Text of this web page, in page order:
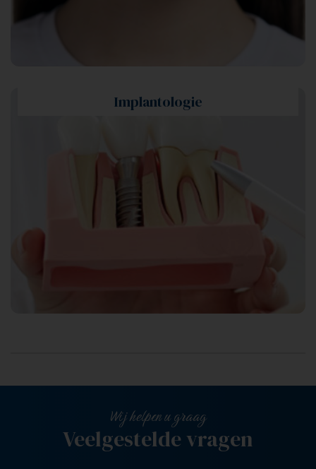
Implantologie
Wij helpen u graag
Veelgestelde vragen